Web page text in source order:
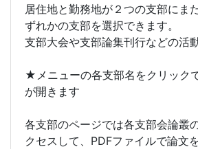
居住地と勤務地が２つの支部にま
ずれかの支部を選択できます。
支部大会や支部論集刊行などの活
★メニューの各支部名をクリック
が開きます
各支部のページでは各支部会論叢
クセスして、PDFファイルで論文